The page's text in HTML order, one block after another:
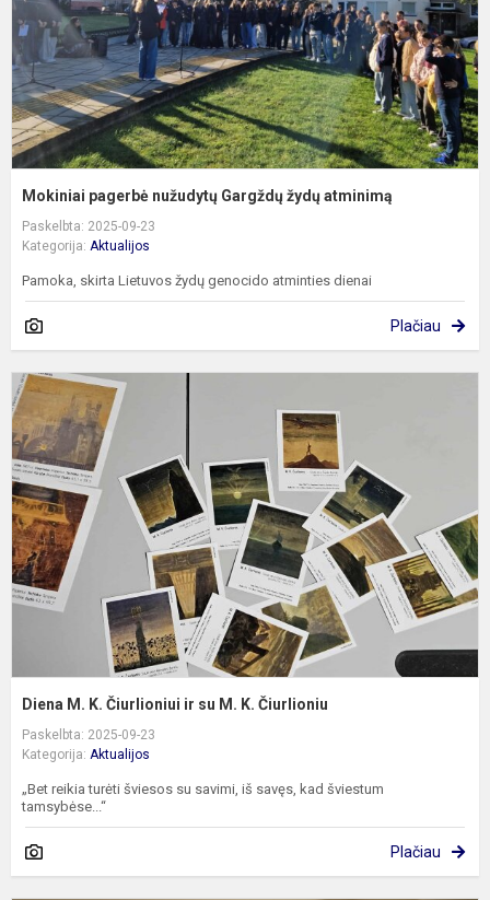
Mokiniai pagerbė nužudytų Gargždų žydų atminimą
Paskelbta: 2025-09-23
Kategorija: Aktualijos
Pamoka, skirta Lietuvos žydų genocido atminties dienai
Plačiau
Diena M. K. Čiurlioniui ir su M. K. Čiurlioniu
Paskelbta: 2025-09-23
Kategorija: Aktualijos
„Bet reikia turėti šviesos su savimi, iš savęs, kad šviestum
tamsybėse...“
Plačiau